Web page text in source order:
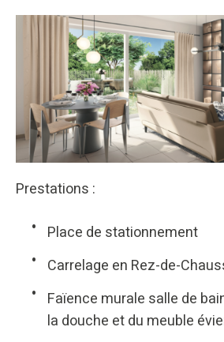
Prestations :
Place de stationnement
Carrelage en Rez-de-
Faïence murale salle de
la douche et du meuble